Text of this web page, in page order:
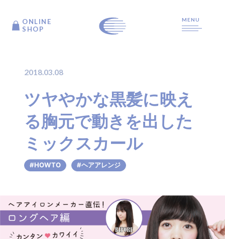
ONLINE
SHOP
MENU
2018.03.08
ツヤやかな黒髪に映え
る胸元で動きを出した
ミックスカール
#HOWTO #ヘアアレンジ
ONLINE
SHOP
ARTICLE
PRODUCTS
SUPPORT